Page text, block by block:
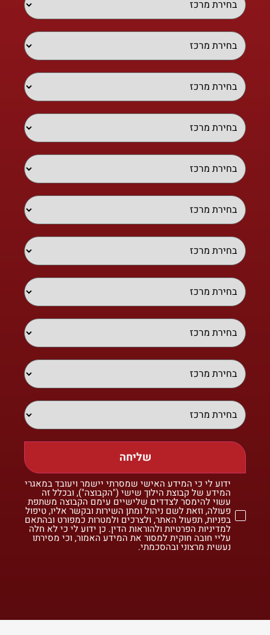
שליחה
ידוע לי כי המידע האישי שמסרתי יישמר ויעובד במאגרי
המידע של קבוצת הילוך שישי ("הקבוצה"), ובכלל זה
עשוי להימסר לצדדים שלישיים עימם הקבוצה משתפת
פעולה, וזאת לשם ניהול ומתן השירות ובקשר אליו, טיפול
בפניות, תפעול האתר, ולצרכים ולמטרות כמפורט ובהתאם
למדיניות הפרטיות ולהוראות הדין. כן ידוע לי כי לא חלה
עליי חובה חוקית למסור את המידע האמור, וכי מסירתו
נעשית מרצוני ובהסכמתי.